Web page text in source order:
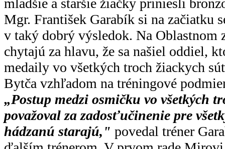
mladšie a staršie žiačky priniesli
Mgr. František Garabík si na začiatku
v taký dobrý výsledok. Na Oblastnom
chytajú za hlavu, že sa našiel oddiel,
medaily vo všetkých troch žiackych
Bytča vzhľadom na tréningové
„Postup medzi osmičku vo všetkých
považoval za zadosťučinenie pre
hádzanú starajú," povedal tréner